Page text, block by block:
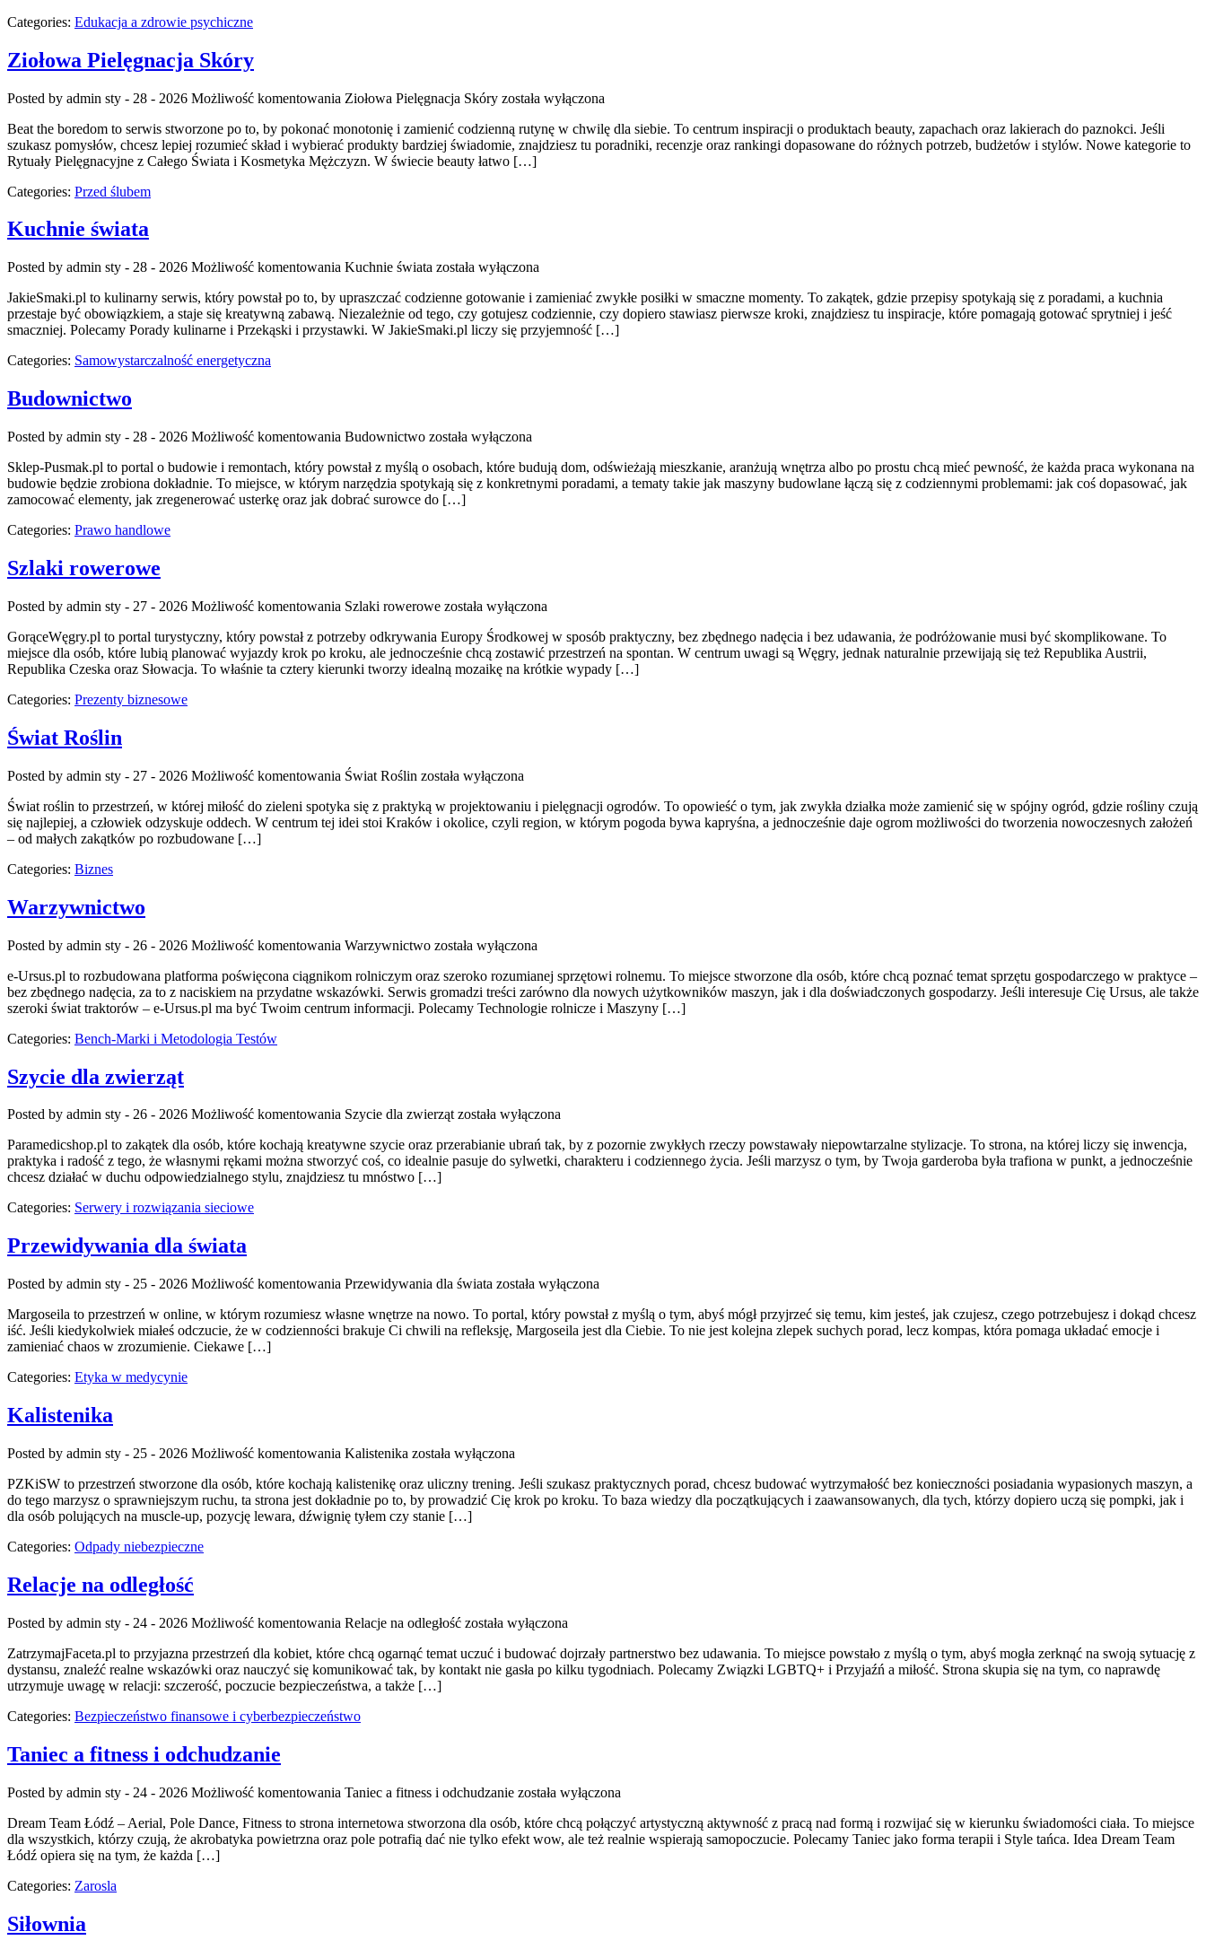
Categories: Edukacja a zdrowie psychiczne
Ziołowa Pielęgnacja Skóry
Posted by admin sty - 28 - 2026 Możliwość komentowania Ziołowa Pielęgnacja Skóry została wyłączona
Beat the boredom to serwis stworzone po to, by pokonać monotonię i zamienić codzienną rutynę w chwilę dla siebie. To centrum inspiracji o produktach beauty, zapachach oraz lakierach do paznokci. Jeśli
szukasz pomysłów, chcesz lepiej rozumieć skład i wybierać produkty bardziej świadomie, znajdziesz tu poradniki, recenzje oraz rankingi dopasowane do różnych potrzeb, budżetów i stylów. Nowe kategorie to
Rytuały Pielęgnacyjne z Całego Świata i Kosmetyka Mężczyzn. W świecie beauty łatwo […]
Categories: Przed ślubem
Kuchnie świata
Posted by admin sty - 28 - 2026 Możliwość komentowania Kuchnie świata została wyłączona
JakieSmaki.pl to kulinarny serwis, który powstał po to, by upraszczać codzienne gotowanie i zamieniać zwykłe posiłki w smaczne momenty. To zakątek, gdzie przepisy spotykają się z poradami, a kuchnia
przestaje być obowiązkiem, a staje się kreatywną zabawą. Niezależnie od tego, czy gotujesz codziennie, czy dopiero stawiasz pierwsze kroki, znajdziesz tu inspiracje, które pomagają gotować sprytniej i jeść
smaczniej. Polecamy Porady kulinarne i Przekąski i przystawki. W JakieSmaki.pl liczy się przyjemność […]
Categories: Samowystarczalność energetyczna
Budownictwo
Posted by admin sty - 28 - 2026 Możliwość komentowania Budownictwo została wyłączona
Sklep-Pusmak.pl to portal o budowie i remontach, który powstał z myślą o osobach, które budują dom, odświeżają mieszkanie, aranżują wnętrza albo po prostu chcą mieć pewność, że każda praca wykonana na
budowie będzie zrobiona dokładnie. To miejsce, w którym narzędzia spotykają się z konkretnymi poradami, a tematy takie jak maszyny budowlane łączą się z codziennymi problemami: jak coś dopasować, jak
zamocować elementy, jak zregenerować usterkę oraz jak dobrać surowce do […]
Categories: Prawo handlowe
Szlaki rowerowe
Posted by admin sty - 27 - 2026 Możliwość komentowania Szlaki rowerowe została wyłączona
GorąceWęgry.pl to portal turystyczny, który powstał z potrzeby odkrywania Europy Środkowej w sposób praktyczny, bez zbędnego nadęcia i bez udawania, że podróżowanie musi być skomplikowane. To
miejsce dla osób, które lubią planować wyjazdy krok po kroku, ale jednocześnie chcą zostawić przestrzeń na spontan. W centrum uwagi są Węgry, jednak naturalnie przewijają się też Republika Austrii,
Republika Czeska oraz Słowacja. To właśnie ta cztery kierunki tworzy idealną mozaikę na krótkie wypady […]
Categories: Prezenty biznesowe
Świat Roślin
Posted by admin sty - 27 - 2026 Możliwość komentowania Świat Roślin została wyłączona
Świat roślin to przestrzeń, w której miłość do zieleni spotyka się z praktyką w projektowaniu i pielęgnacji ogrodów. To opowieść o tym, jak zwykła działka może zamienić się w spójny ogród, gdzie rośliny czują
się najlepiej, a człowiek odzyskuje oddech. W centrum tej idei stoi Kraków i okolice, czyli region, w którym pogoda bywa kapryśna, a jednocześnie daje ogrom możliwości do tworzenia nowoczesnych założeń
– od małych zakątków po rozbudowane […]
Categories: Biznes
Warzywnictwo
Posted by admin sty - 26 - 2026 Możliwość komentowania Warzywnictwo została wyłączona
e-Ursus.pl to rozbudowana platforma poświęcona ciągnikom rolniczym oraz szeroko rozumianej sprzętowi rolnemu. To miejsce stworzone dla osób, które chcą poznać temat sprzętu gospodarczego w praktyce –
bez zbędnego nadęcia, za to z naciskiem na przydatne wskazówki. Serwis gromadzi treści zarówno dla nowych użytkowników maszyn, jak i dla doświadczonych gospodarzy. Jeśli interesuje Cię Ursus, ale także
szeroki świat traktorów – e-Ursus.pl ma być Twoim centrum informacji. Polecamy Technologie rolnicze i Maszyny […]
Categories: Bench-Marki i Metodologia Testów
Szycie dla zwierząt
Posted by admin sty - 26 - 2026 Możliwość komentowania Szycie dla zwierzątzostała wyłączona
Paramedicshop.pl to zakątek dla osób, które kochają kreatywne szycie oraz przerabianie ubrań tak, by z pozornie zwykłych rzeczy powstawały niepowtarzalne stylizacje. To strona, na której liczy się inwencja,
praktyka i radość z tego, że własnymi rękami można stworzyć coś, co idealnie pasuje do sylwetki, charakteru i codziennego życia. Jeśli marzysz o tym, by Twoja garderoba była trafiona w punkt, a jednocześnie
chcesz działać w duchu odpowiedzialnego stylu, znajdziesz tu mnóstwo […]
Categories: Serwery i rozwiązania sieciowe
Przewidywania dla świata
Posted by admin sty - 25 - 2026 Możliwość komentowania Przewidywania dla świata została wyłączona
Margoseila to przestrzeń w online, w którym rozumiesz własne wnętrze na nowo. To portal, który powstał z myślą o tym, abyś mógł przyjrzeć się temu, kim jesteś, jak czujesz, czego potrzebujesz i dokąd chcesz
iść. Jeśli kiedykolwiek miałeś odczucie, że w codzienności brakuje Ci chwili na refleksję, Margoseila jest dla Ciebie. To nie jest kolejna zlepek suchych porad, lecz kompas, która pomaga układać emocje i
zamieniać chaos w zrozumienie. Ciekawe […]
Categories: Etyka w medycynie
Kalistenika
Posted by admin sty - 25 - 2026 Możliwość komentowania Kalistenika została wyłączona
PZKiSW to przestrzeń stworzone dla osób, które kochają kalistenikę oraz uliczny trening. Jeśli szukasz praktycznych porad, chcesz budować wytrzymałość bez konieczności posiadania wypasionych maszyn, a
do tego marzysz o sprawniejszym ruchu, ta strona jest dokładnie po to, by prowadzić Cię krok po kroku. To baza wiedzy dla początkujących i zaawansowanych, dla tych, którzy dopiero uczą się pompki, jak i
dla osób polujących na muscle-up, pozycję lewara, dźwignię tyłem czy stanie […]
Categories: Odpady niebezpieczne
Relacje na odległość
Posted by admin sty - 24 - 2026 Możliwość komentowania Relacje na odległość została wyłączona
ZatrzymajFaceta.pl to przyjazna przestrzeń dla kobiet, które chcą ogarnąć temat uczuć i budować dojrzały partnerstwo bez udawania. To miejsce powstało z myślą o tym, abyś mogła zerknąć na swoją sytuację z
dystansu, znaleźć realne wskazówki oraz nauczyć się komunikować tak, by kontakt nie gasła po kilku tygodniach. Polecamy Związki LGBTQ+ i Przyjaźń a miłość. Strona skupia się na tym, co naprawdę
utrzymuje uwagę w relacji: szczerość, poczucie bezpieczeństwa, a także […]
Categories: Bezpieczeństwo finansowe i cyberbezpieczeństwo
Taniec a fitness i odchudzanie
Posted by admin sty - 24 - 2026 Możliwość komentowania Taniec a fitness i odchudzanie została wyłączona
Dream Team Łódź – Aerial, Pole Dance, Fitness to strona internetowa stworzona dla osób, które chcą połączyć artystyczną aktywność z pracą nad formą i rozwijać się w kierunku świadomości ciała. To miejsce
dla wszystkich, którzy czują, że akrobatyka powietrzna oraz pole potrafią dać nie tylko efekt wow, ale też realnie wspierają samopoczucie. Polecamy Taniec jako forma terapii i Style tańca. Idea Dream Team
Łódź opiera się na tym, że każda […]
Categories: Zarosla
Siłownia